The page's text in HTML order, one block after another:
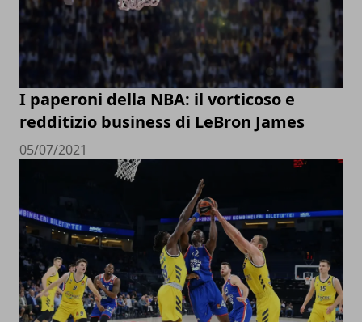
I paperoni della NBA: il vorticoso e
redditizio business di LeBron James
05/07/2021